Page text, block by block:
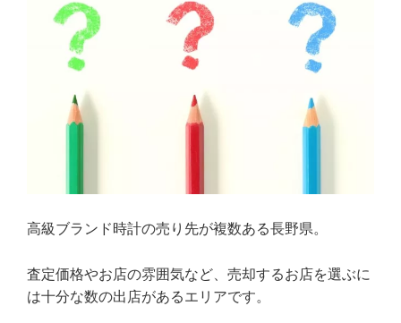
高級ブランド時計の売り先が複数ある長野県。
査定価格やお店の雰囲気など、売却するお店を選ぶに
は十分な数の出店があるエリアです。